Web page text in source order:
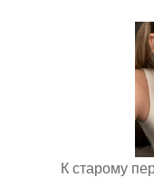
К старому